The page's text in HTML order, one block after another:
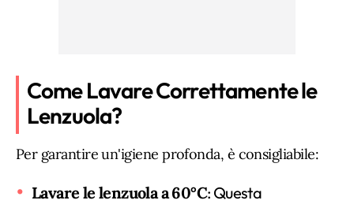
Come Lavare Correttamente le
Lenzuola?
Per garantire un'igiene profonda, è consigliabile:
Lavare le lenzuola a 60°C: Questa